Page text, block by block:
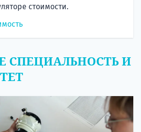
стоимости.
СПЕЦИАЛЬНОСТЬ И